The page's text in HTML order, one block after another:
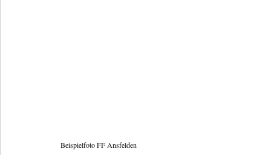
Beispielfoto FF Ansfelden